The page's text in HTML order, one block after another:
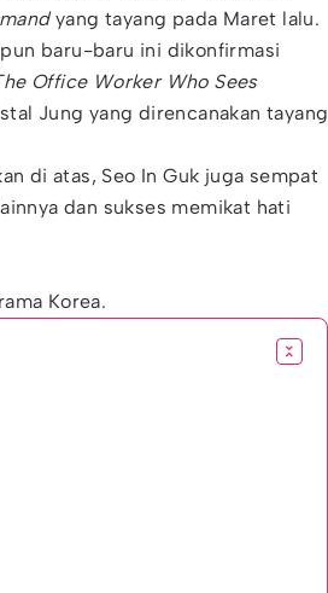
yang tayang pada Maret lalu.
baru-baru ini dikonfirmasi
Office Worker Who Sees
Jung yang direncanakan tayang
di atas, Seo In Guk juga sempat
dan sukses memikat hati
Korea.